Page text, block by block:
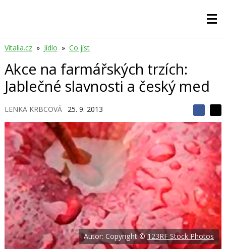
Vitalia.cz » Jídlo » Co jíst
Akce na farmářských trzích:
Jablečné slavnosti a český med
LENKA KRBCOVÁ 25. 9. 2013
S
d
í
l
e
t
S
d
í
e
j
t
n
a
F
a
c
e
o
o
k
d
í
j
t
e
n
a
s
t
i
X
Autor: Copyright ©123RF Stock Photos